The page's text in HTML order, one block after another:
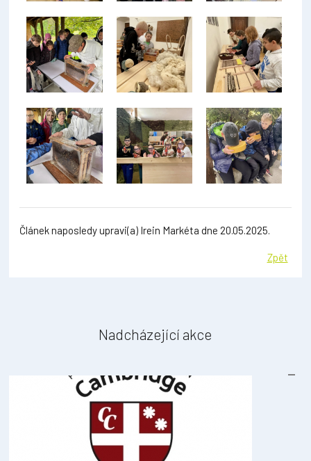
Článek naposledy upravi(a) Irein Markéta dne 20.05.2025.
Zpět
Nadcházející akce